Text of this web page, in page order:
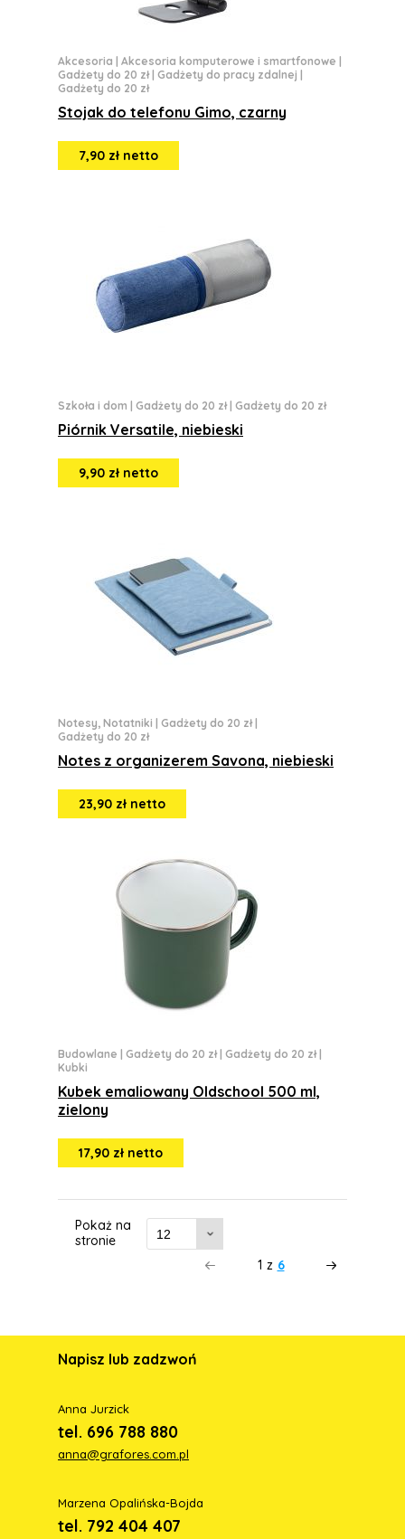
Akcesoria Akcesoria komputerowe i smartfonowe
Gadżety do 20 zł| Gadżety do pracy zdalnej
Gadżety do 20 zł
Stojak do telefonu Gimo, czarny
7,90 zł netto
Szkoła i dom Gadżety do 20 zł| Gadżety do 20 zł
Piórnik Versatile, niebieski
9,90 zł netto
Notesy, Notatniki Gadżety do 20 zł|
Gadżety do 20 zł
Notes z organizerem Savona, niebieski
23,90 zł netto
Budowlane Gadżety do 20 zł| Gadżety do 20 zł|
Kubki
Kubek emaliowany Oldschool 500 ml,
zielony
17,90 zł netto
Pokaż na
stronie
1 z 6
Napisz lub zadzwoń
Anna Jurzick
tel. 696 788 880
anna@grafores.com.pl
Marzena Opalińska-Bojda
tel. 792 404 407